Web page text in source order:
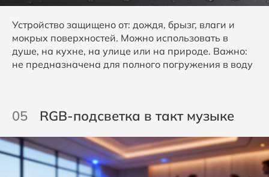
Устройство защищено от: дождя, брызг, влаги и
мокрых поверхностей. Можно использовать в
душе, на кухне, на улице или на природе. Важно:
не предназначена для полного погружения в воду
05 RGB-подсветка в такт музыке